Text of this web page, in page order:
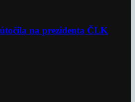
na prezidenta ČLK